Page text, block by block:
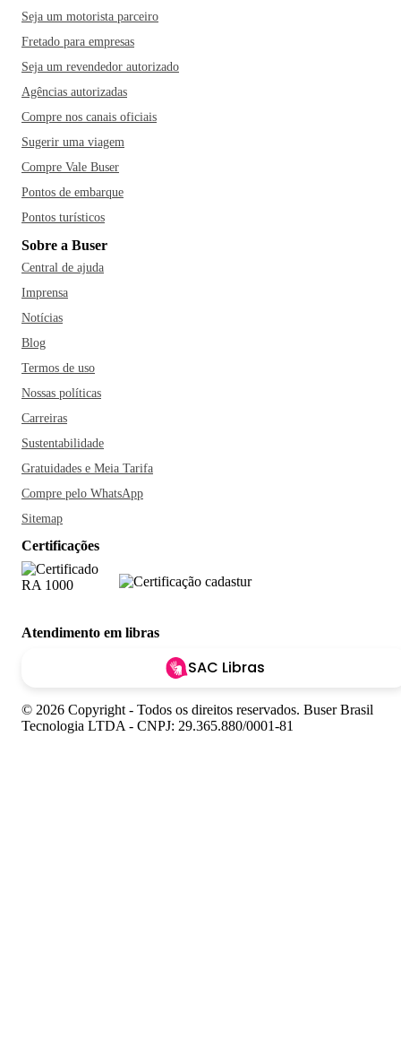
Seja um motorista parceiro
Fretado para empresas
Seja um revendedor autorizado
Agências autorizadas
Compre nos canais oficiais
Sugerir uma viagem
Compre Vale Buser
Pontos de embarque
Pontos turísticos
Sobre a Buser
Central de ajuda
Imprensa
Notícias
Blog
Termos de uso
Nossas políticas
Carreiras
Sustentabilidade
Gratuidades e Meia Tarifa
Compre pelo WhatsApp
Sitemap
Certificações
Atendimento em libras
SAC Libras
© 2026 Copyright - Todos os direitos reservados. Buser Brasil
Tecnologia LTDA - CNPJ: 29.365.880/0001-81